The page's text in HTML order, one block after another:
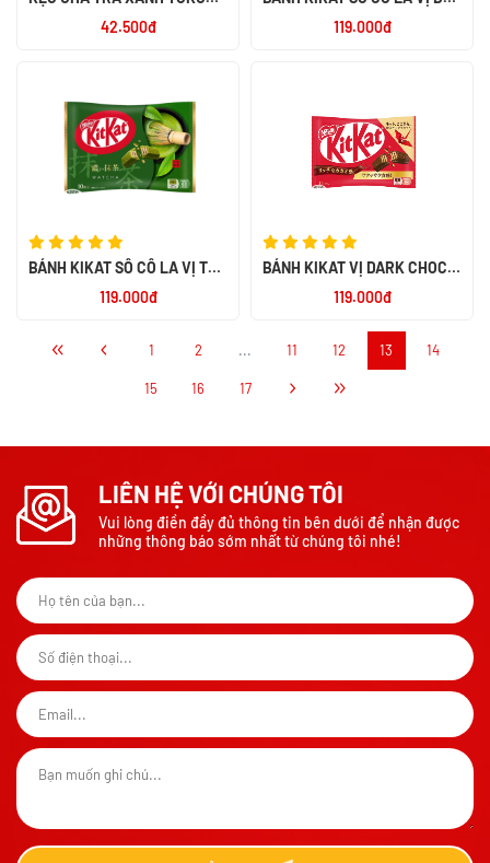
42.500đ 119.000đ
BÁNH KIKAT SÔ CÔ LA VỊ TRÀ
119.000đ
BÁNH KIKAT VỊ DARK CHOCO
119.000đ
1 2 ... 11 12 13 14
15 16 17
LIÊN HỆ VỚI CHÚNG TÔI
Vui lòng điền đầy đủ thông tin bên dưới để nhận được
những thông báo sớm nhất từ chúng tôi nhé!